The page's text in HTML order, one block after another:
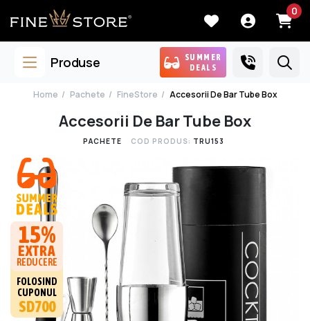
0
Produse
SUMMER
DEALS
Home Pachete FineStore Accesorii De Bar Tube Box
Accesorii De Bar Tube Box
PACHETE COD PRODUS: TRU153
15%
EXTRA
REDUCERE
FOLOSIND
CUPONUL
SD700